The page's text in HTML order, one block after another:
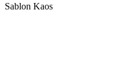
Sablon Kaos